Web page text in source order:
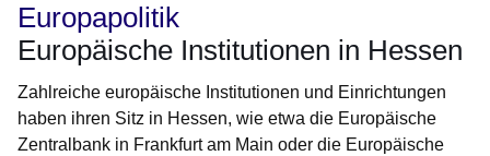
Europapolitik
Europäische Institutionen in Hessen
Zahlreiche europäische Institutionen und Einrichtungen
haben ihren Sitz in Hessen, wie etwa die Europäische
Zentralbank in Frankfurt am Main oder die Europäische